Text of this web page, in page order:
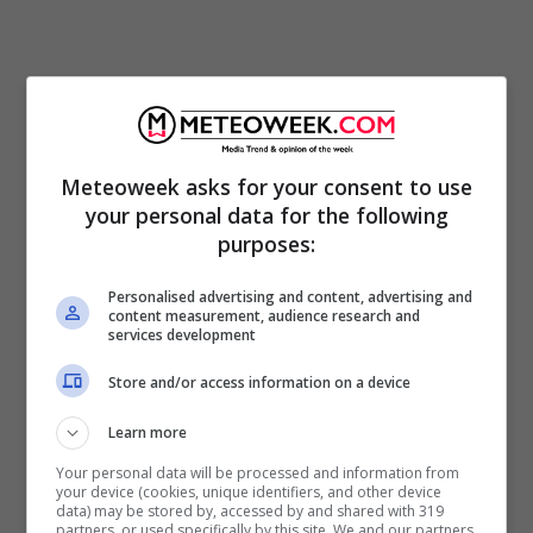
Ma alla fine con lei avete avuto un rapporto
Sì, esatto». «Ma perché allora lei ha dato
una versione diversa?
ci sono anche i messaggi suoi dove dice
sbagliato un’altra volta
cazzata’
». « Ma lo ha detto a voi?
», chiede di
nuovo il conduttore. «Sì, No, con le sue
Meteoweek asks for your consent to use
your personal data for the following
purposes:
Personalised advertising and content, advertising and
content measurement, audience research and
services development
Store and/or access information on a device
Learn more
Your personal data will be processed and information from
your device (cookies, unique identifiers, and other device
data) may be stored by, accessed by and shared with 319